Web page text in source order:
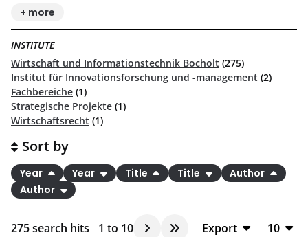
+ more
INSTITUTE
Wirtschaft und Informationstechnik Bocholt (275)
Institut für Innovationsforschung und -management (2)
Fachbereiche (1)
Strategische Projekte (1)
Wirtschaftsrecht (1)
275search hits 1 to 10
Export
10
Sort by
Year Year Title Title
Author
Author